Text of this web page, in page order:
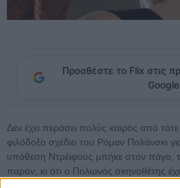
Προσθέστε το Flix στις
Google
Δεν έχει περάσει πολύς καιρός από
φιλόδοξο σχέδιο του Ρόμαν Πολάνσκι
υπόθεση Ντρέιφους μπήκε στον πάγο,
παρόν, κι ότι ο Πολωνός σκηνοθέτης